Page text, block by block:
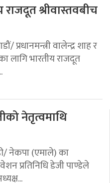
राजदूत श्रीवास्तवबीच
प्रधानमन्त्री वालेन्द्र शाह र
लागि भारतीय राजदूत
नेतृत्वमाथि
नेकपा (एमाले) का
प्रतिनिधि डेजी पाण्डेले